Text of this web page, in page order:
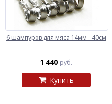
6 шампуров для мяса 14мм - 40см
1 440 руб.
Купить